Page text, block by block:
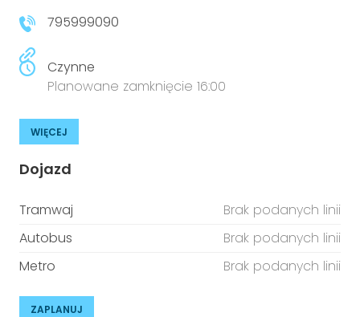
795999090
Czynne
Planowane zamknięcie 16:00
WIĘCEJ
Dojazd
Tramwaj
Brak podanych linii
Autobus
Brak podanych linii
Metro
Brak podanych linii
ZAPLANUJ